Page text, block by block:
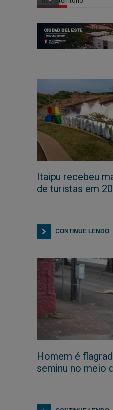
indígena
Itaipu recebeu
de turistas em
CONTINUE LENDO
Homem é
seminu no meio